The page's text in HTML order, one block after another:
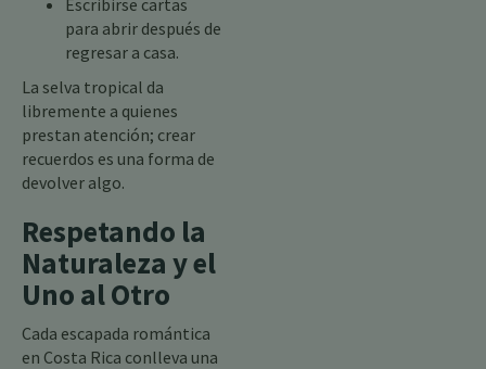
Escribirse cartas
para abrir después de
regresar a casa.
La selva tropical da
libremente a quienes
prestan atención; crear
recuerdos es una forma de
devolver algo.
Respetando la
Naturaleza y el
Uno al Otro
Cada escapada romántica
en Costa Rica conlleva una